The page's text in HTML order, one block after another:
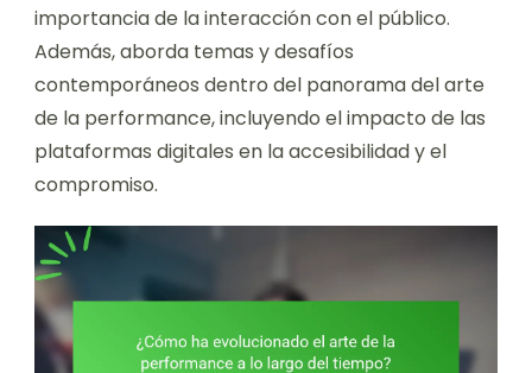
importancia de la interacción con el público.
Además, aborda temas y desafíos
contemporáneos dentro del panorama del arte
de la performance, incluyendo el impacto de las
plataformas digitales en la accesibilidad y el
compromiso.